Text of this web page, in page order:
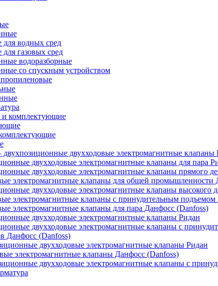
водных сред
газовых сред
водоразборные
со спускным устройством
и комплектующие
двухходовые электромагнитные клапаны
двухходовые электромагнитные клапаны для пара
двухходовые электромагнитные клапаны прямого
электромагнитные клапаны для общей промышленности
двухходовые электромагнитные клапаны высокого
электромагнитные клапаны с принудительным подъемом
электромагнитные клапаны для пара Данфосс (Danfoss)
двухходовые электромагнитные клапаны Ридан
двухходовые электромагнитные клапаны с
Данфосс (Danfoss)
двухходовые электромагнитные клапаны Ридан
электромагнитные клапаны Данфосс (Danfoss)
двухходовые электромагнитные клапаны с